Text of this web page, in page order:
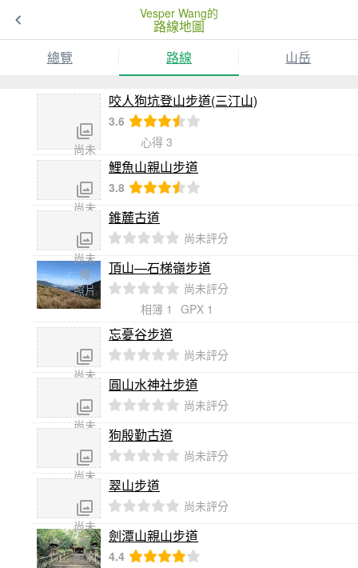
Vesper Wang的
路線地圖
總覽
路線 山岳
尚未
傳
照片
咬人狗坑登山步道(三汀山)
3.6
心得 3
尚未
照片
鯉魚山親山步道
3.8
尚未
傳
照片
錐麓古道
尚未評分
頂山—石梯嶺步道
尚未評分
相簿 1
GPX 1
尚未
照片
忘憂谷步道
尚未評分
尚未
照片
圓山水神社步道
尚未評分
尚未
照片
狗殷勤古道
尚未評分
尚未
傳
照片
翠山步道
尚未評分
劍潭山親山步道
4.4